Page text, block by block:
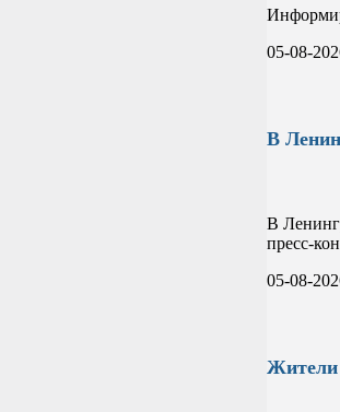
05-08-
В
В
пресс-
05-08-
Жители